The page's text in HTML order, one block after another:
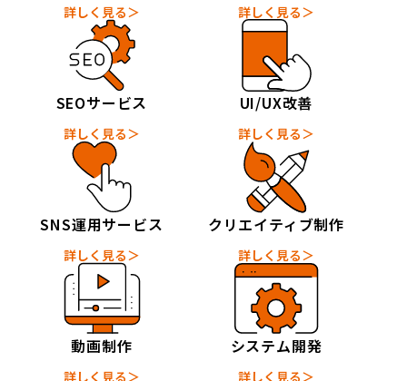
詳しく見る＞ 詳しく見る＞
SEOサービス
詳しく見る＞
UI/UX改善
詳しく見る＞
SNS運用サービス
詳しく見る＞
クリエイティブ制作
詳しく見る＞
動画制作
詳しく見る＞
システム開発
詳しく見る＞